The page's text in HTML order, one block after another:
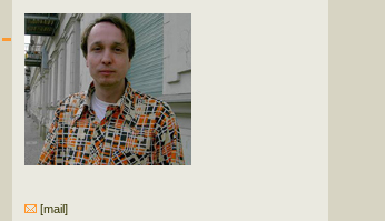
[mail]